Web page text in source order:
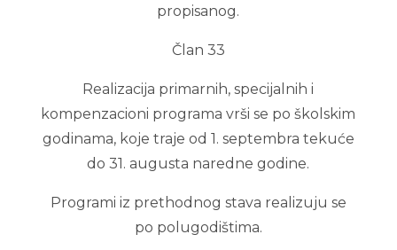
propisanog.
Član 33
Realizacija primarnih, specijalnih i
kompenzacioni programa vrši se po školskim
godinama, koje traje od 1. septembra tekuće
do 31. augusta naredne godine.
Programi iz prethodnog stava realizuju se
po polugodištima.